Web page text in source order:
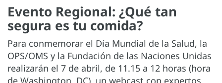
Evento Regional: ¿Qué tan
segura es tu comida?
Para conmemorar el Día Mundial de la Salud, la
OPS/OMS y la Fundación de las Naciones Unidas
realizarán el 7 de abril, de 11.15 a 12 horas (hora